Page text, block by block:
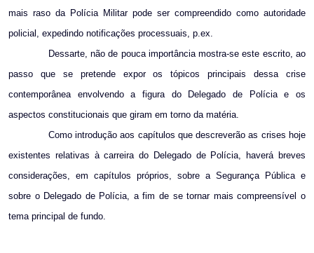
mais raso da Polícia Militar pode ser compreendido como autoridade
policial, expedindo notificações processuais, p.ex.
Dessarte, não de pouca importância mostra-se este escrito, ao
passo que se pretende expor os tópicos principais dessa crise
contemporânea envolvendo a figura do Delegado de Polícia e os
aspectos constitucionais que giram em torno da matéria.
Como introdução aos capítulos que descreverão as crises hoje
existentes relativas à carreira do Delegado de Polícia, haverá breves
considerações, em capítulos próprios, sobre a Segurança Pública e
sobre o Delegado de Polícia, a fim de se tornar mais compreensível o
tema principal de fundo.